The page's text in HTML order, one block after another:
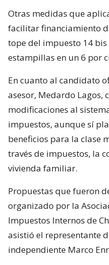
Otras medidas que
facilitar financiamiento
tope del impuesto 14
estampillas en un 6 por
En cuanto al candidato
asesor, Medardo Lagos,
modificaciones al
impuestos, aunque sí
beneficios para la clase
través de impuestos, la
vivienda familiar.
Propuestas que fueron
organizado por la
Impuestos Internos de
asistió el representante
independiente Marco